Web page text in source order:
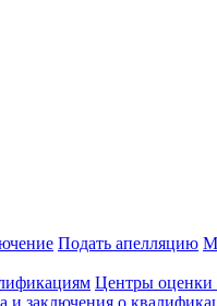
Подать апелляцию
Центры оценки
и заключения о